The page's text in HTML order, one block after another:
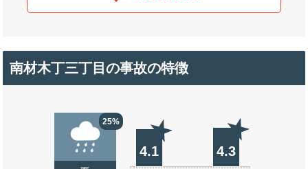
南材木丁三丁目の事故の特徴
25%
4.1 4.3